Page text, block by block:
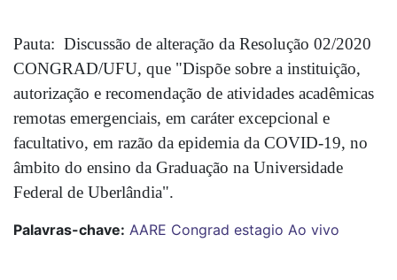
Pauta:  Discussão de alteração da Resolução 02/2020
CONGRAD/UFU, que "Dispõe sobre a instituição,
autorização e recomendação de atividades acadêmicas
remotas emergenciais, em caráter excepcional e
facultativo, em razão da epidemia da COVID-19, no
âmbito do ensino da Graduação na Universidade
Federal de Uberlândia".
Palavras-chave: AARE Congrad estagio Ao vivo